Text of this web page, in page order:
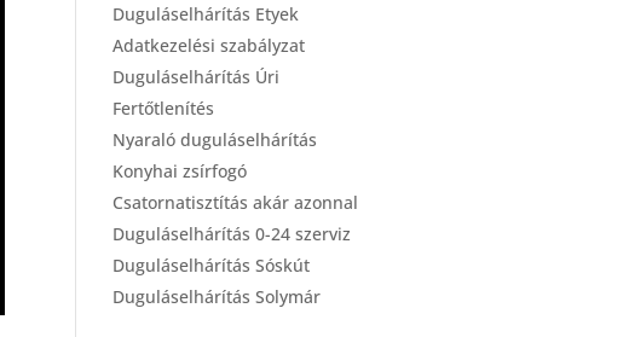
Duguláselhárítás Etyek
Adatkezelési szabályzat
Duguláselhárítás Úri
Fertőtlenítés
Nyaraló duguláselhárítás
Konyhai zsírfogó
Csatornatisztítás akár azonnal
Duguláselhárítás 0-24 szerviz
Duguláselhárítás Sóskút
Duguláselhárítás Solymár